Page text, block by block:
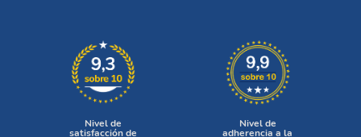
Nivel de
satisfacción de
Nivel de
adherencia a la